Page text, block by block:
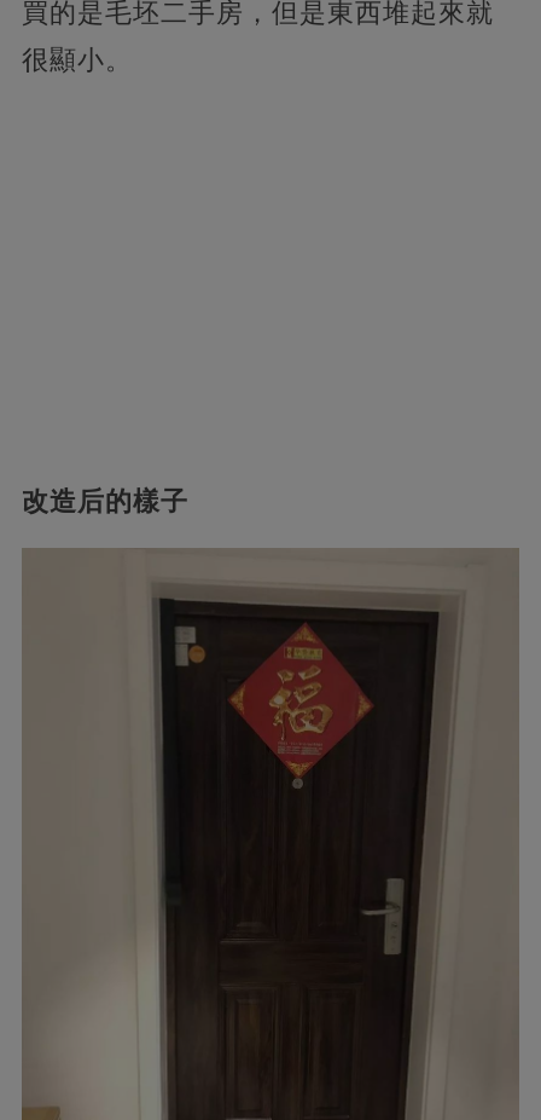
買的是毛坯二手房，但是東西堆起來就
很顯小。
改造后的樣子